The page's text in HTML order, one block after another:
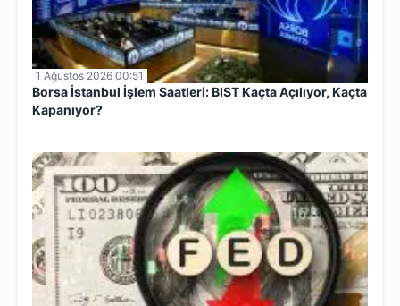
1 Ağustos 2026 00:51
Borsa İstanbul İşlem Saatleri: BIST Kaçta Açılıyor, Kaçta
Kapanıyor?